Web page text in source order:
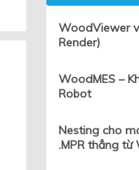
WoodViewer
Render)
WoodMES –
Robot
Nesting cho
.MPR thẳng